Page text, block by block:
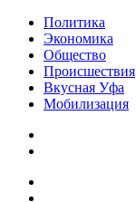
Политика
Экономика
Общество
Происшествия
Вкусная Уфа
Мобилизация